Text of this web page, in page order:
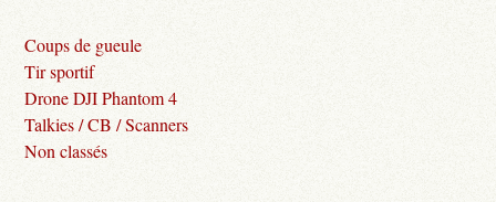
Coups de gueule
Tir sportif
Drone DJI Phantom 4
Talkies / CB / Scanners
Non classés